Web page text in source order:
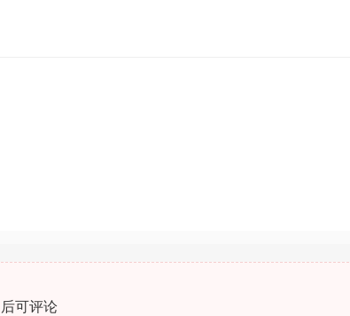
后可评论